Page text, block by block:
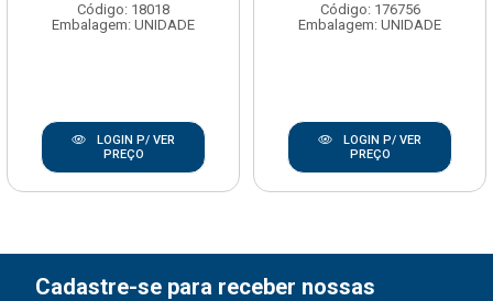
Código: 18018
Embalagem: UNIDADE
LOGIN P/ VER
PREÇO
Código: 176756
Embalagem: UNIDADE
LOGIN P/ VER
PREÇO
Cadastre-se para receber nossas